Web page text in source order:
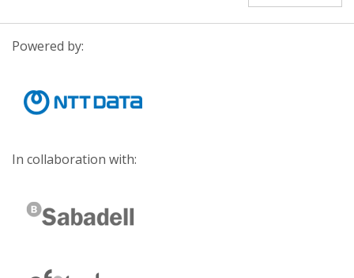
Powered by:
In collaboration with: